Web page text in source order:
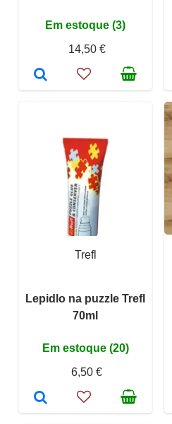
Em estoque (3)
14,50 €
Trefl
Lepidlo na puzzle Trefl
70ml
Em estoque (20)
6,50 €